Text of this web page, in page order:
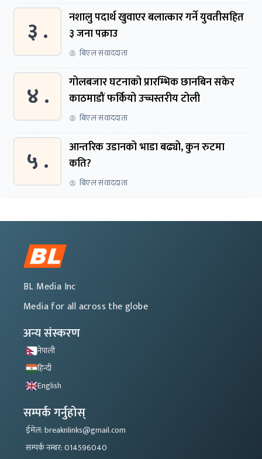
३ .
नशालु पदार्थ खुवाएर बलात्कार गर्ने युवतीसहित
३ जना पक्राउ
बिएल संवाददाता
४ .
गोलबजार घटनाको प्रारम्भिक छानबिन सकेर
काठमाडौं फर्कियो उच्चस्तरीय टोली
बिएल संवाददाता
५ .
आन्तरिक उडानको भाडा बढ्यो, कुन रुटमा
कति?
बिएल संवाददाता
BL Media Inc
Media for all across the globe
अन्य संस्करण
नेपाली
हिन्दी
English
सम्पर्क गर्नुहोस्
ईमेल: breaknlinks@gmail.com
सम्पर्क नम्बर: 014596040